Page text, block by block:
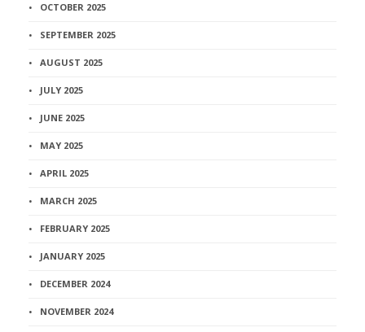
OCTOBER 2025
SEPTEMBER 2025
AUGUST 2025
JULY 2025
JUNE 2025
MAY 2025
APRIL 2025
MARCH 2025
FEBRUARY 2025
JANUARY 2025
DECEMBER 2024
NOVEMBER 2024